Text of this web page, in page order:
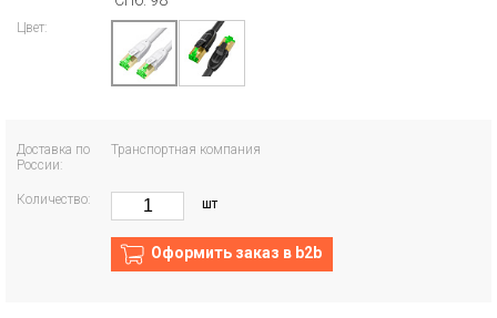
Цвет:
Доставка по
России:
Транспортная компания
Количество: шт
Оформить заказ в b2b